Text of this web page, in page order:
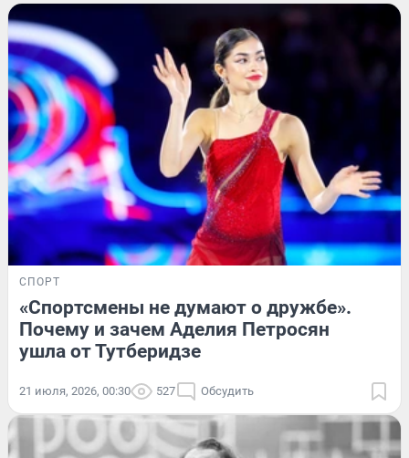
СПОРТ
«Спортсмены не думают о дружбе».
Почему и зачем Аделия Петросян
ушла от Тутберидзе
21 июля, 2026, 00:30 527 Обсудить